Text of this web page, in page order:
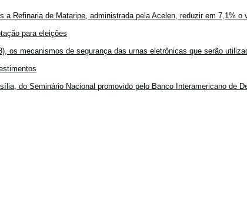
Refinaria de Mataripe, administrada pela Acelen, reduzir em 7,1% o
para eleições
os mecanismos de segurança das urnas eletrônicas que serão
do Seminário Nacional promovido pelo Banco Interamericano de